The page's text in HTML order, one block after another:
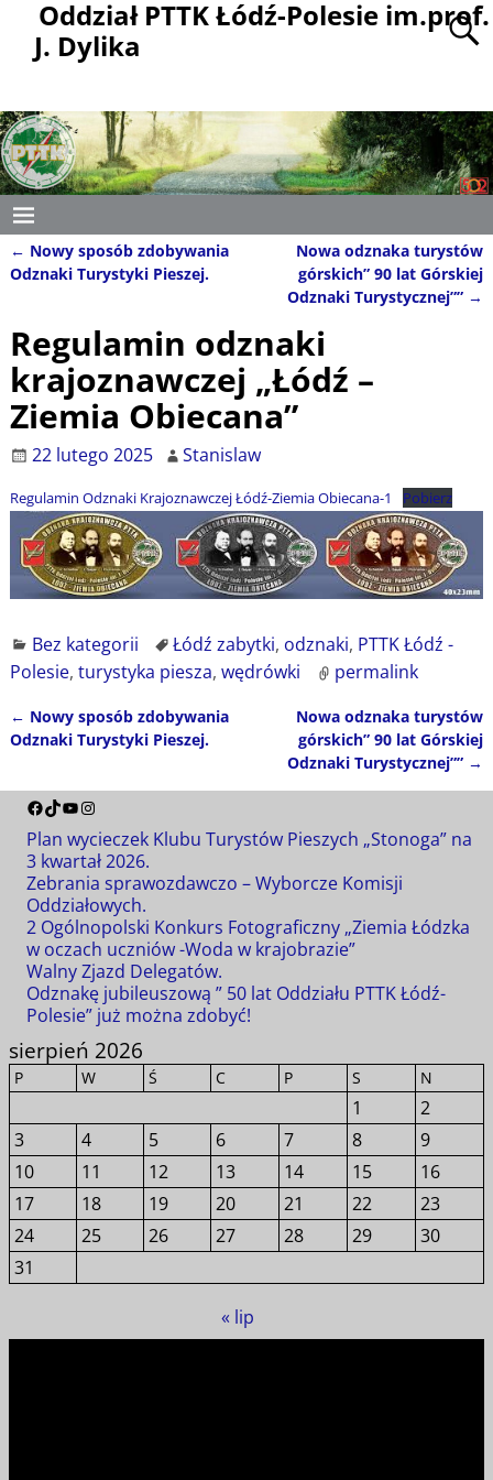
Oddział PTTK Łódź-Polesie im.prof.
J. Dylika
Nawigacja
← Nowy sposób zdobywania
Odznaki Turystyki Pieszej.
Nowa odznaka turystów
górskich” 90 lat Górskiej
Odznaki Turystycznej”” →
Regulamin odznaki
krajoznawczej „Łódź –
Ziemia Obiecana”
22 lutego 2025 Stanislaw
Regulamin Odznaki Krajoznawczej Łódź-Ziemia Obiecana-1 Pobierz
Bez kategorii Łódź zabytki, odznaki, PTTK Łódź -
Polesie, turystyka piesza, wędrówki permalink
Nawigacja
← Nowy sposób zdobywania
Odznaki Turystyki Pieszej.
Nowa odznaka turystów
górskich” 90 lat Górskiej
Odznaki Turystycznej”” →
Plan wycieczek Klubu Turystów Pieszych „Stonoga” na
3 kwartał 2026.
Zebrania sprawozdawczo – Wyborcze Komisji
Oddziałowych.
2 Ogólnopolski Konkurs Fotograficzny „Ziemia Łódzka
w oczach uczniów -Woda w krajobrazie”
Walny Zjazd Delegatów.
Odznakę jubileuszową ” 50 lat Oddziału PTTK Łódź-
Polesie” już można zdobyć!
sierpień 2026
P W Ś C P S N
1
2
3
4 5 6 7 8
9
10
11 12 13 14 15
16
17
18 19 20 21 22
23
24
25 26 27 28 29
30
31
« lip